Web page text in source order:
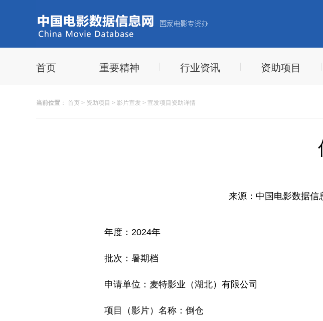
首页 重要精神 行业资讯 资助项目
当前位置 ： 首页 > 资助项目 > 影片宣发 > 宣发项目资助详情
来源： 中国电影数据信
年度：2024年
批次：暑期档
申请单位：麦特影业（湖北）有限公司
项目（影片）名称：倒仓